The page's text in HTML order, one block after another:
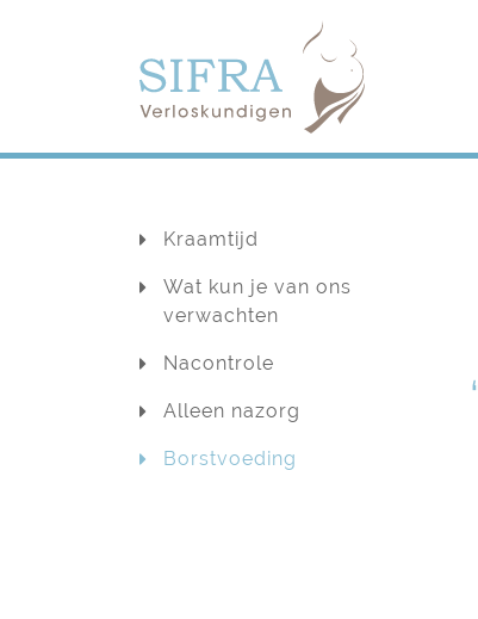
Navigation
Kraamtijd
Wat kun je van ons
verwachten
Nacontrole
Alleen nazorg
Borstvoeding